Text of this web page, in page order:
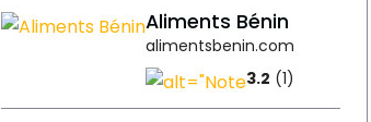
Aliments Bénin
alimentsbenin.com
3.2 (1)